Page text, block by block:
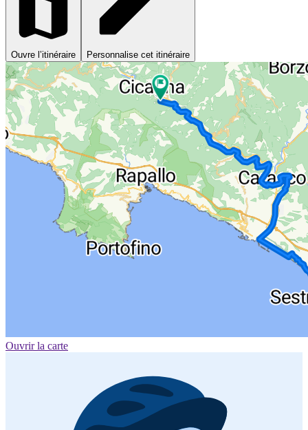
Ouvre l’itinéraire Personnalise cet itinéraire
Ouvrir la carte